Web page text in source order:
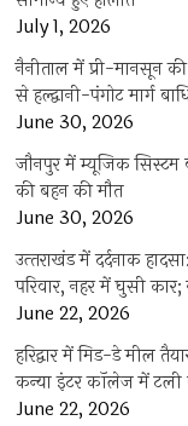
July 1, 2026
नैनीताल में प्री-मानसून
से हल्द्वानी-पंगोट मार्ग
June 30, 2026
जौनपुर में म्यूजिक
की बहन की मौत
June 30, 2026
उत्‍तराखंड में दर्दनाक
परिवार, नहर में घुसी
June 22, 2026
हरिद्वार में मिड-डे मील
कन्या इंटर कॉलेज में टली
June 22, 2026